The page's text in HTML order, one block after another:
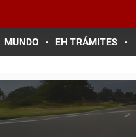
MUNDO EH TRÁMITES